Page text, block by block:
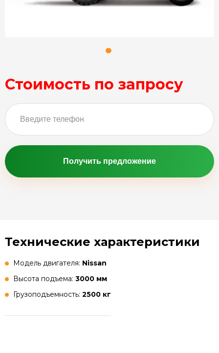
Стоимость по запросу
Получить предложение
Технические характеристики
Модель двигателя: Nissan
Высота подъема: 3000 мм
Грузоподъемность: 2500 кг